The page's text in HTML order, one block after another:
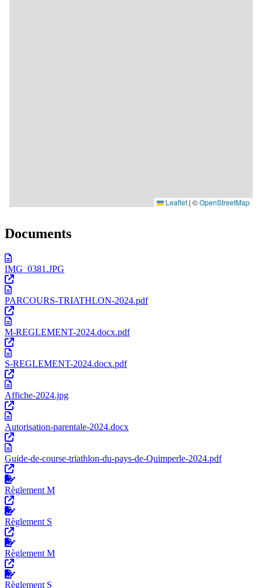
Documents
IMG_0381.JPG
PARCOURS-TRIATHLON-2024.pdf
M-REGLEMENT-2024.docx.pdf
S-REGLEMENT-2024.docx.pdf
Affiche-2024.jpg
Autorisation-parentale-2024.docx
Guide-de-course-triathlon-du-pays-de-Quimperle-2024.pdf
Règlement M
Règlement S
Règlement M
Règlement S